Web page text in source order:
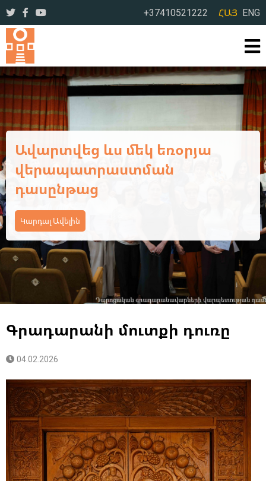
+37410521222 ՀԱՅ ENG
Ավարտվեց Կոտայքի մարզի
դպրոցական
գրադարանավարների եռօրյա
վերապատրաստման
դասընթացի առաջին փուլը
Կարդալ Ավելին
Գրադարանի մուտքի դուռը
04.02.2026